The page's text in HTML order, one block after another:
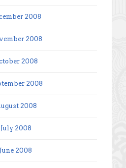
2008
2008
2008
2008
2008
July 2008
June 2008